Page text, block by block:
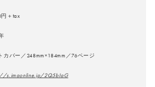
＋tax
カバー／248mm×184mm／76ページ
s.imaonline.jp/2Q5bIaG